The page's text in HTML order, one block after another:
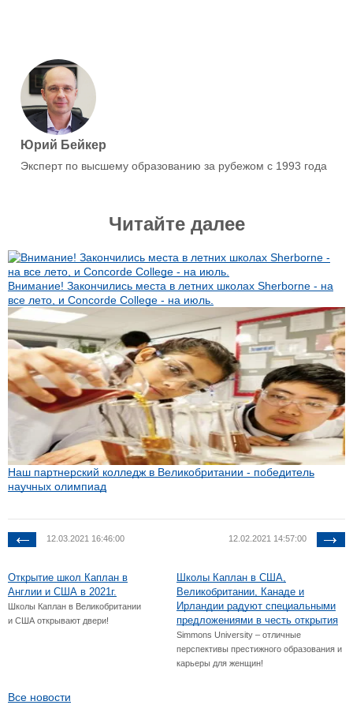
Юрий Бейкер
Эксперт по высшему образованию за рубежом с 1993 года
Читайте далее
Внимание! Закончились места в летних школах Sherborne - на
все лето, и Concorde College - на июль.
Наш партнерский колледж в Великобритании - победитель
научных олимпиад
12.03.2021 16:46:00
Открытие школ Каплан в
Англии и США в 2021г.
Школы Каплан в Великобритании
и США открывают двери!
12.02.2021 14:57:00
Школы Каплан в США,
Великобритании, Канаде и
Ирландии радуют специальными
предложениями в честь открытия
Simmons University – отличные
перспективы престижного образования и
карьеры для женщин!
Все новости